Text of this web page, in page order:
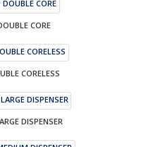
CORE
CORELESS
DISPENSER